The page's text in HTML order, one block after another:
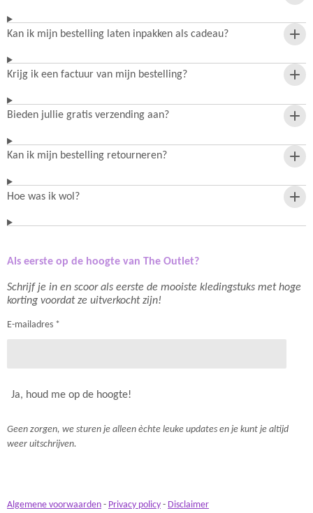
Kan ik mijn bestelling laten inpakken als cadeau?
Krijg ik een factuur van mijn bestelling?
Bieden jullie gratis verzending aan?
Kan ik mijn bestelling retourneren?
Hoe was ik wol?
Als eerste op de hoogte van The Outlet?
Schrijf je in en scoor als eerste de mooiste kledingstuks met hoge
korting voordat ze uitverkocht zijn!
E-mailadres *
Ja, houd me op de hoogte!
Geen zorgen, we sturen je alleen èchte leuke updates en je kunt je altijd
weer uitschrijven.
Algemene voorwaarden - Privacy policy - Disclaimer